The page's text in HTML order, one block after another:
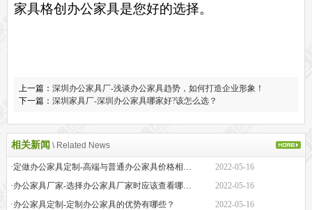
家具格创 办公家具是您好的选择。
上一篇： 深圳办公家具厂-浅谈办公家具趋势，如何打造企业形象！
下一篇： 深圳家具厂-深圳办公家具哪家好?该怎么选？
相关新闻 \ Related News
2022-05-16
·办公家具厂家-选择办公家具厂家时应该查看哪些方面？
2022-05-16
·办公家具定制-定制办公家具的优势有哪些？
2022-05-16